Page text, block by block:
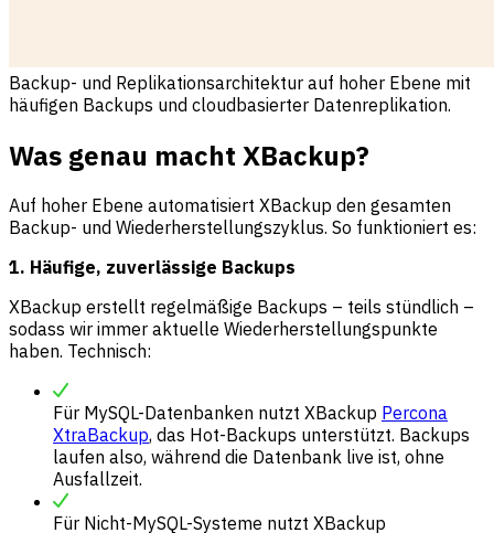
Backup- und Replikationsarchitektur auf hoher Ebene mit
häufigen Backups und cloudbasierter Datenreplikation.
Was genau macht XBackup?
Auf hoher Ebene automatisiert XBackup den gesamten
Backup- und Wiederherstellungszyklus. So funktioniert es:
1. Häufige, zuverlässige Backups
XBackup erstellt regelmäßige Backups – teils stündlich –
sodass wir immer aktuelle Wiederherstellungspunkte
haben. Technisch:
Für MySQL-Datenbanken nutzt XBackup Percona
XtraBackup, das Hot-Backups unterstützt. Backups
laufen also, während die Datenbank live ist, ohne
Ausfallzeit.
Für Nicht-MySQL-Systeme nutzt XBackup